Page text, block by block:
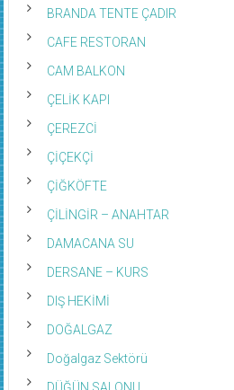
BRANDA TENTE ÇADIR
CAFE RESTORAN
CAM BALKON
ÇELİK KAPI
ÇEREZCİ
ÇİÇEKÇİ
ÇİĞKÖFTE
ÇİLİNGİR – ANAHTAR
DAMACANA SU
DERSANE – KURS
DIŞ HEKİMİ
DOĞALGAZ
Doğalgaz Sektörü
DÜĞÜN SALONU